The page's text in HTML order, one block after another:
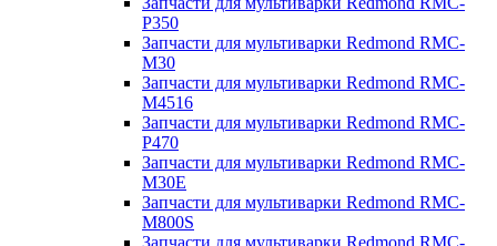
P350
Запчасти для мультиварки Redmond RMC-
M30
Запчасти для мультиварки Redmond RMC-
M4516
Запчасти для мультиварки Redmond RMC-
P470
Запчасти для мультиварки Redmond RMC-
M30E
Запчасти для мультиварки Redmond RMC-
M800S
Запчасти для мультиварки Redmond RMC-